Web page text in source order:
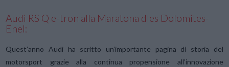
Audi RS Q e-tron alla Maratona dles Dolomites-
Enel:
Quest’anno Audi ha scritto un’importante pagina di storia del
motorsport grazie alla continua propensione all’innovazione